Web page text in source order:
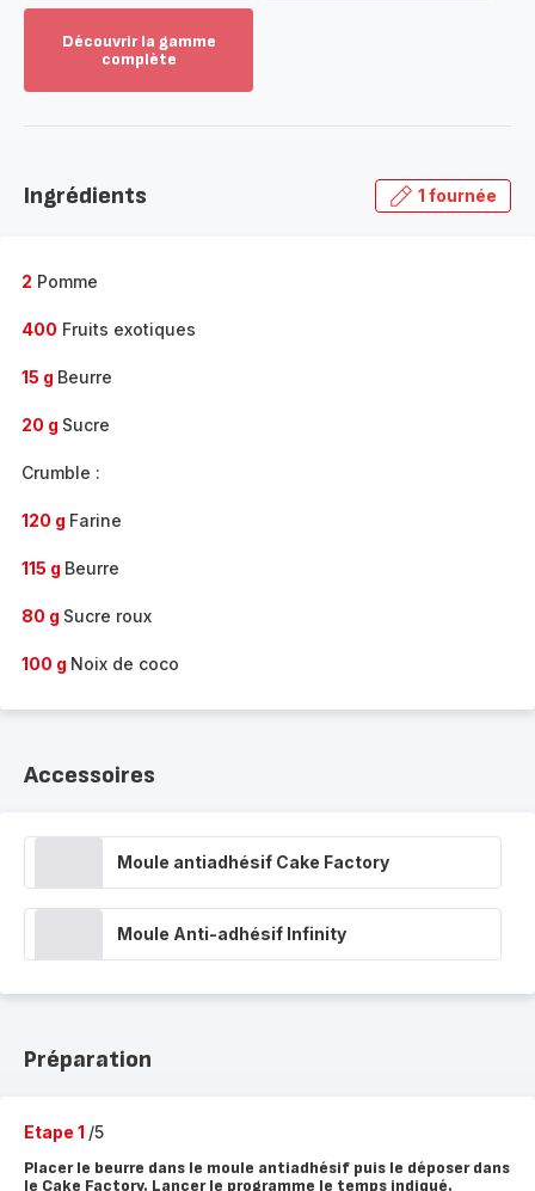
Découvrir la gamme
complète
gamme
Ingrédients 1 fournée
2 Pomme
400 Fruits exotiques
15 g Beurre
20 g Sucre
Crumble :
120 g Farine
115 g Beurre
80 g Sucre roux
100 g Noix de coco
Accessoires
Moule antiadhésif Cake Factory
Moule Anti-adhésif Infinity
Préparation
Etape 1 /5
Placer le beurre dans le moule antiadhésif puis le déposer dans
le Cake Factory. Lancer le programme le temps indiqué.